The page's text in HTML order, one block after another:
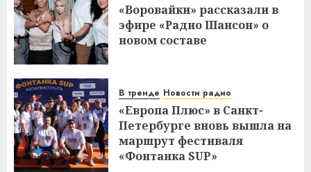
«Воровайки» рассказали в
эфире «Радио Шансон» о
новом составе
В тренде Новости радио
«Европа Плюс» в Санкт-
Петербурге вновь вышла на
маршрут фестиваля
«Фонтанка SUP»